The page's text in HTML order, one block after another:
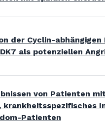
der Cyclin-
als potenziellen
von Patienten
Patienten